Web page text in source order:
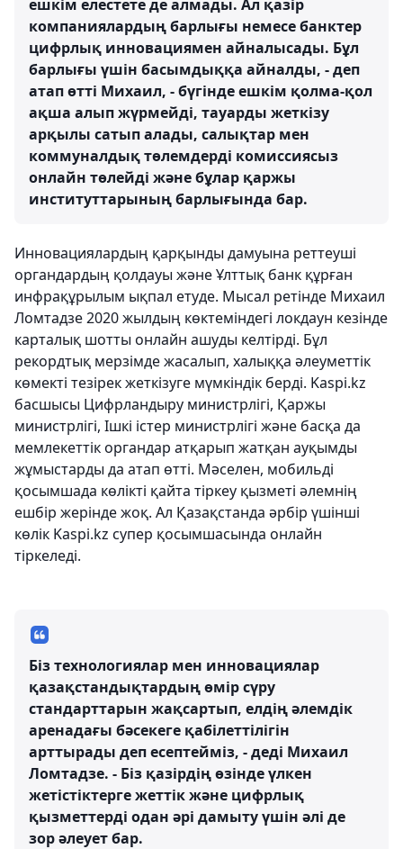
ешкім елестете де алмады. Ал қазір
компаниялардың барлығы немесе банктер
цифрлық инновациямен айналысады. Бұл
барлығы үшін басымдыққа айналды, - деп
атап өтті Михаил, - бүгінде ешкім қолма-қол
ақша алып жүрмейді, тауарды жеткізу
арқылы сатып алады, салықтар мен
коммуналдық төлемдерді комиссиясыз
онлайн төлейді және бұлар қаржы
институттарының барлығында бар.
Инновациялардың қарқынды дамуына реттеуші
органдардың қолдауы және Ұлттық банк құрған
инфрақұрылым ықпал етуде. Мысал ретінде Михаил
Ломтадзе 2020 жылдың көктеміндегі локдаун кезінде
карталық шотты онлайн ашуды келтірді. Бұл
рекордтық мерзімде жасалып, халыққа әлеуметтік
көмекті тезірек жеткізуге мүмкіндік берді. Kaspi.kz
басшысы Цифрландыру министрлігі, Қаржы
министрлігі, Ішкі істер министрлігі және басқа да
мемлекеттік органдар атқарып жатқан ауқымды
жұмыстарды да атап өтті. Мәселен, мобильді
қосымшада көлікті қайта тіркеу қызметі әлемнің
ешбір жерінде жоқ. Ал Қазақстанда әрбір үшінші
көлік Kaspi.kz супер қосымшасында онлайн
тіркеледі.
Біз технологиялар мен инновациялар
қазақстандықтардың өмір сүру
стандарттарын жақсартып, елдің әлемдік
аренадағы бәсекеге қабілеттілігін
арттырады деп есептейміз, - деді Михаил
Ломтадзе. - Біз қазірдің өзінде үлкен
жетістіктерге жеттік және цифрлық
қызметтерді одан әрі дамыту үшін әлі де
зор әлеует бар.